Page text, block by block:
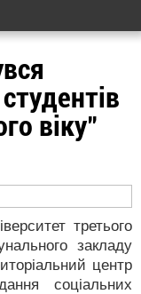
віку"
третього
закладу
центр
соціальних